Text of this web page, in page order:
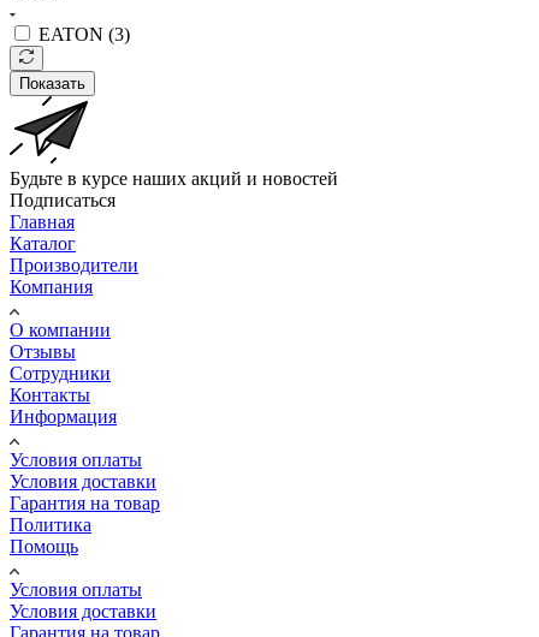
EATON (3)
Показать
Будьте в курсе наших акций и новостей
Подписаться
Главная
Каталог
Производители
Компания
О компании
Отзывы
Сотрудники
Контакты
Информация
Условия оплаты
Условия доставки
Гарантия на товар
Политика
Помощь
Условия оплаты
Условия доставки
Гарантия на товар